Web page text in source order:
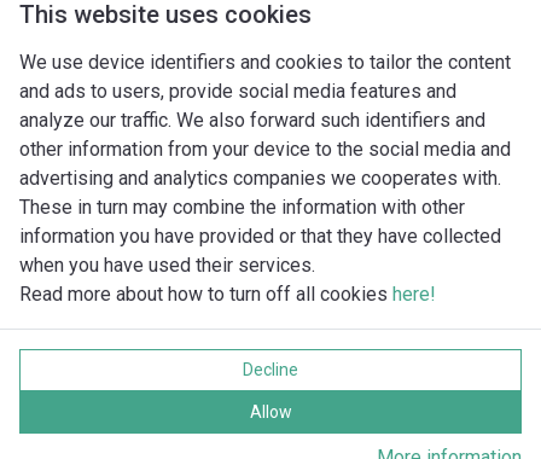
This website uses cookies
We use device identifiers and cookies to tailor the content
and ads to users, provide social media features and
analyze our traffic. We also forward such identifiers and
other information from your device to the social media and
advertising and analytics companies we cooperates with.
These in turn may combine the information with other
information you have provided or that they have collected
when you have used their services.
Read more about how to turn off all cookies here!
Decline
Allow
Imprint
Databeskyttelse
Alle rettigheder forbeholdes